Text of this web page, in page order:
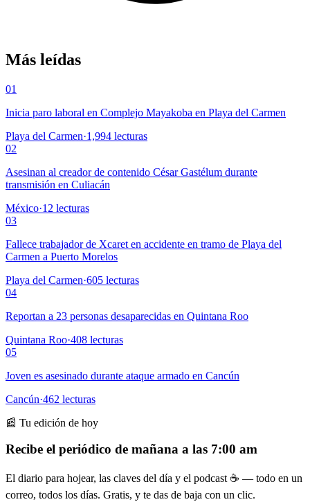
Más leídas
01
Inicia paro laboral en Complejo Mayakoba en Playa del Carmen
Playa del Carmen·1,994 lecturas
02
Asesinan al creador de contenido César Gastélum durante
transmisión en Culiacán
México·12 lecturas
03
Fallece trabajador de Xcaret en accidente en tramo de Playa del
Carmen a Puerto Morelos
Playa del Carmen·605 lecturas
04
Reportan a 23 personas desaparecidas en Quintana Roo
Quintana Roo·408 lecturas
05
Joven es asesinado durante ataque armado en Cancún
Cancún·462 lecturas
📰 Tu edición de hoy
Recibe el periódico de mañana a las 7:00 am
El diario para hojear, las claves del día y el podcast ☕ — todo en un
correo, todos los días. Gratis, y te das de baja con un clic.